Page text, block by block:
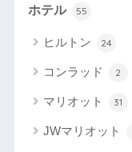
ホテル 55
ヒルトン 24
コンラッド 2
マリオット 31
JWマリオット